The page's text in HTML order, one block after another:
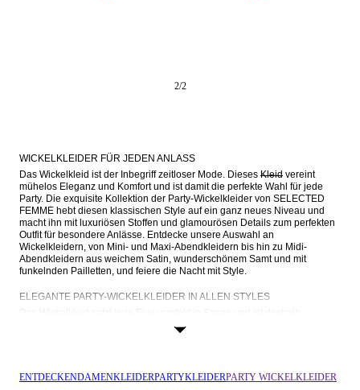
2/2
WICKELKLEIDER FÜR JEDEN ANLASS
Das Wickelkleid ist der Inbegriff zeitloser Mode. Dieses Kleid vereint
mühelos Eleganz und Komfort und ist damit die perfekte Wahl für jede
Party. Die exquisite Kollektion der Party-Wickelkleider von SELECTED
FEMME hebt diesen klassischen Style auf ein ganz neues Niveau und
macht ihn mit luxuriösen Stoffen und glamourösen Details zum perfekten
Outfit für besondere Anlässe. Entdecke unsere Auswahl an
Wickelkleidern, von Mini- und Maxi-Abendkleidern bis hin zu Midi-
Abendkleidern aus weichem Satin, wunderschönem Samt und mit
funkelnden Pailletten, und feiere die Nacht mit Style.
ELEGANTE PARTY-WICKELKLEIDER IN ALLEN STYLES
universell beliebt.  Das überkreuzte Design betont die Taille und zaubert
Unsere festlichen Wickelkleider gibt es in verschiedenen Längen. So
ENTDECKENDAMENKLEIDERPARTYKLEIDERPARTY WICKELKLEIDER